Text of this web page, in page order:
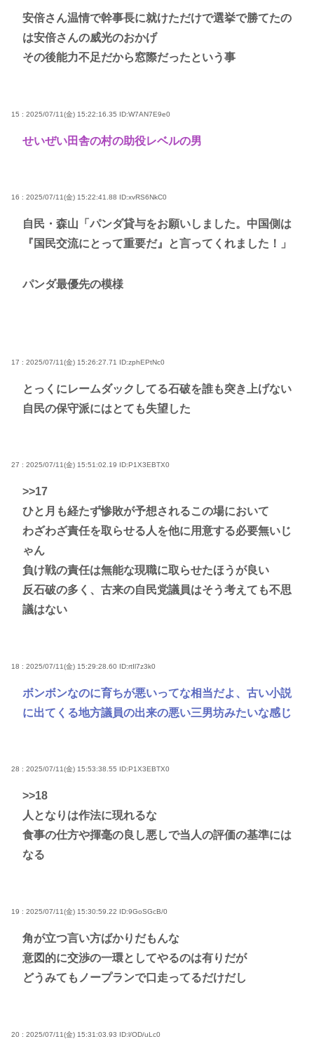
安倍さん温情で幹事長に就けただけで選挙で勝てたの
は安倍さんの威光のおかげ
その後能力不足だから窓際だったという事
15 : 2025/07/11(金) 15:22:16.35 ID:W7AN7E9e0
せいぜい田舎の村の助役レベルの男
16 : 2025/07/11(金) 15:22:41.88 ID:xvRS6NkC0
自民・森山「パンダ貸与をお願いしました。中国側は
『国民交流にとって重要だ』と言ってくれました！」
パンダ最優先の模様
17 : 2025/07/11(金) 15:26:27.71 ID:zphEPtNc0
とっくにレームダックしてる石破を誰も突き上げない
自民の保守派にはとても失望した
27 : 2025/07/11(金) 15:51:02.19 ID:P1X3EBTX0
>>17
ひと月も経たず惨敗が予想されるこの場において
わざわざ責任を取らせる人を他に用意する必要無いじ
ゃん
負け戦の責任は無能な現職に取らせたほうが良い
反石破の多く、古来の自民党議員はそう考えても不思
議はない
18 : 2025/07/11(金) 15:29:28.60 ID:rtIl7z3k0
ボンボンなのに育ちが悪いってな相当だよ、古い小説
に出てくる地方議員の出来の悪い三男坊みたいな感じ
28 : 2025/07/11(金) 15:53:38.55 ID:P1X3EBTX0
>>18
人となりは作法に現れるな
食事の仕方や揮毫の良し悪しで当人の評価の基準には
なる
19 : 2025/07/11(金) 15:30:59.22 ID:9GoSGcB/0
角が立つ言い方ばかりだもんな
意図的に交渉の一環としてやるのは有りだが
どうみてもノープランで口走ってるだけだし
20 : 2025/07/11(金) 15:31:03.93 ID:l/OD/uLc0